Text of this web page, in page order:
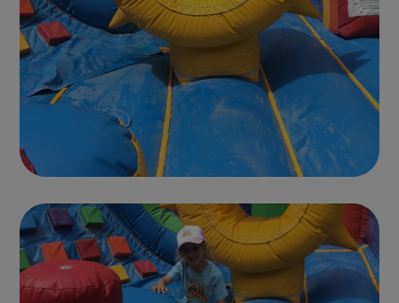
CHÂTEAUX GONFLABLES